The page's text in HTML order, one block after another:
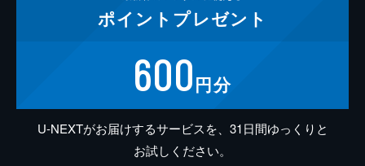
ポイント プレゼント
600円分
U-NEXTがお届けするサービスを、31日間ゆっくりと
お試しください。